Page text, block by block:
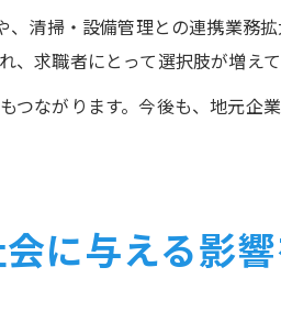
清掃・設備管理との連携業務
求職者にとって選択肢が増えて
つながります。今後も、地元
に与える影